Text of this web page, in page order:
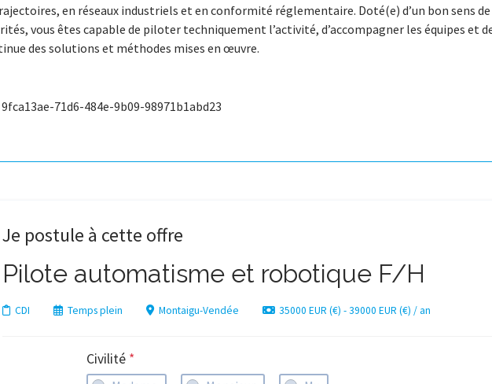
en réseaux industriels et en conformité réglementaire. Doté(e) d’un bon sens
vous êtes capable de piloter techniquement l’activité, d’accompagner les équipes et
des solutions et méthodes mises en œuvre.
9fca13ae-71d6-484e-9b09-98971b1abd23
Je postule à cette offre
Pilote automatisme et robotique F/H
CDI Temps plein Montaigu-Vendée 35000 EUR (€) - 39000 EUR (€) / an
Civilité *